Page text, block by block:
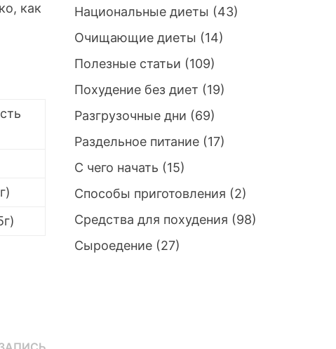
как
Следующая
Национальные диеты (43)
Очищающие диеты (14)
Полезные статьи (109)
Похудение без диет (19)
Разгрузочные дни (69)
Раздельное питание(17)
С чего начать (15)
Способы приготовления (2)
Средства для похудения (98)
Сыроедение(27)